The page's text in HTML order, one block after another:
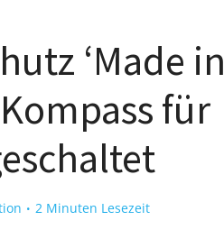
‘Made in
für
2 Minuten Lesezeit